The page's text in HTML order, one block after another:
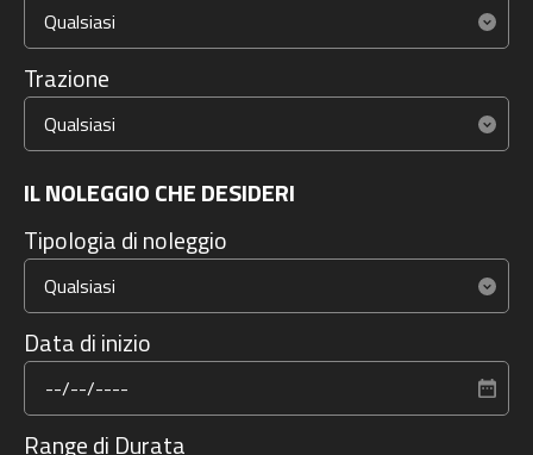
Trazione
IL NOLEGGIO CHE DESIDERI
Tipologia di noleggio
Data di inizio
Range di Durata